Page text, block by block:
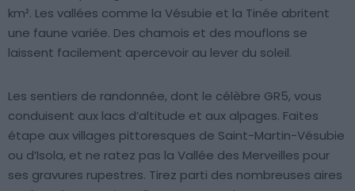
km². Les vallées comme la Vésubie et la Tinée abritent
une faune variée. Des chamois et des mouflons se
laissent facilement apercevoir au lever du soleil.
Les sentiers de randonnée, dont le célèbre GR5, vous
conduisent aux lacs d’altitude et aux alpages. Faites
étape aux villages pittoresques de Saint-Martin-Vésubie
ou d’Isola, et ne ratez pas la Vallée des Merveilles pour
ses gravures rupestres. Tirez parti des nombreuses aires